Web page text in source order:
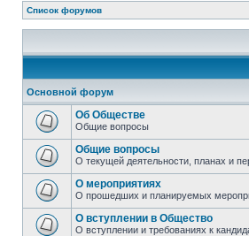
Список форумов
Основной форум
Об Обществе
Общие вопросы
Общие вопросы
О текущей деятельности, планах и
О мероприятиях
О прошедших и планируемых
О вступлении в Общество
О вступлении и требованиях к